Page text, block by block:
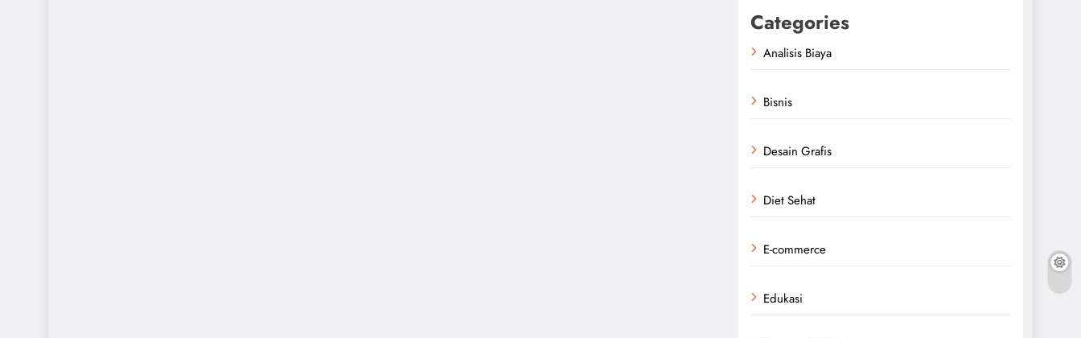
Categories
Analisis Biaya
Bisnis
Desain Grafis
Diet Sehat
E-commerce
Edukasi